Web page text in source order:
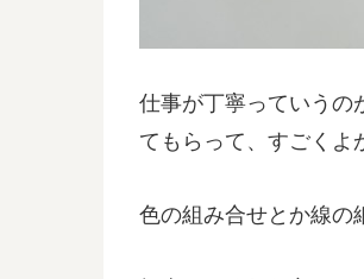
仕事が丁寧っていうの
てもらって、すごくよ
色の組み合せとか線の